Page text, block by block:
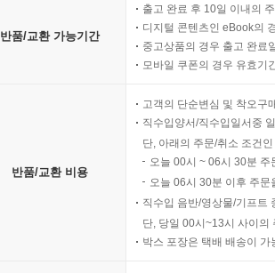
반품/교환 가능기간
출고 완료 후 10일 이내의
디지털 콘텐츠인 eBook의
중고상품의 경우 출고 완료
모바일 쿠폰의 경우 유효기
반품/교환 비용
고객의 단순변심 및 착오구
직수입양서/직수입일서중
단, 아래의 주문/취소 조건
오늘 00시 ~ 06시 30분
오늘 06시 30분 이후 주
직수입 음반/영상물/기프트
단, 당일 00시~13시 사이의
박스 포장은 택배 배송이